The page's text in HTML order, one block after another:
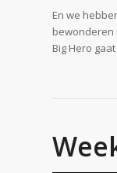
En we
bewonderen
Big Hero